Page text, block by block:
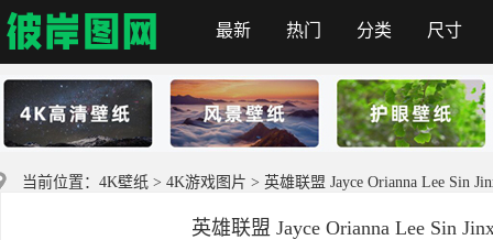
彼岸图网
最新 热门 分类 尺寸
当前位置： 4K壁纸 > 4K游戏图片 > 英雄联盟 Jayce Orianna Lee Sin
英雄联盟 Jayce Orianna Lee Sin